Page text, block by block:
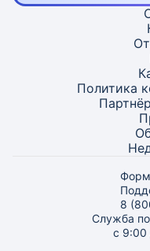
Политика
8
Служба
с 9:00